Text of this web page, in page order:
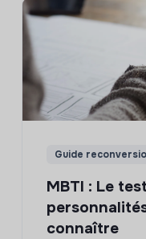
Guide
MBTI : Le
connaître